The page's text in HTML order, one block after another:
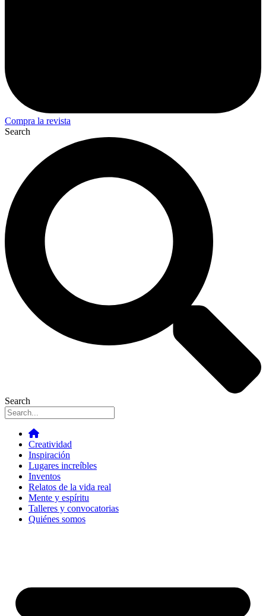
Compra la revista
Search
Search
Creatividad
Inspiración
Lugares increíbles
Inventos
Relatos de la vida real
Mente y espíritu
Talleres y convocatorias
Quiénes somos